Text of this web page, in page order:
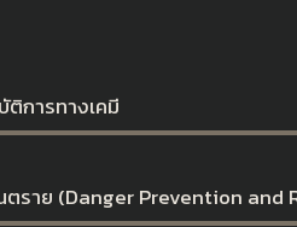
การทางเคมี
ตราย (Danger Prevention